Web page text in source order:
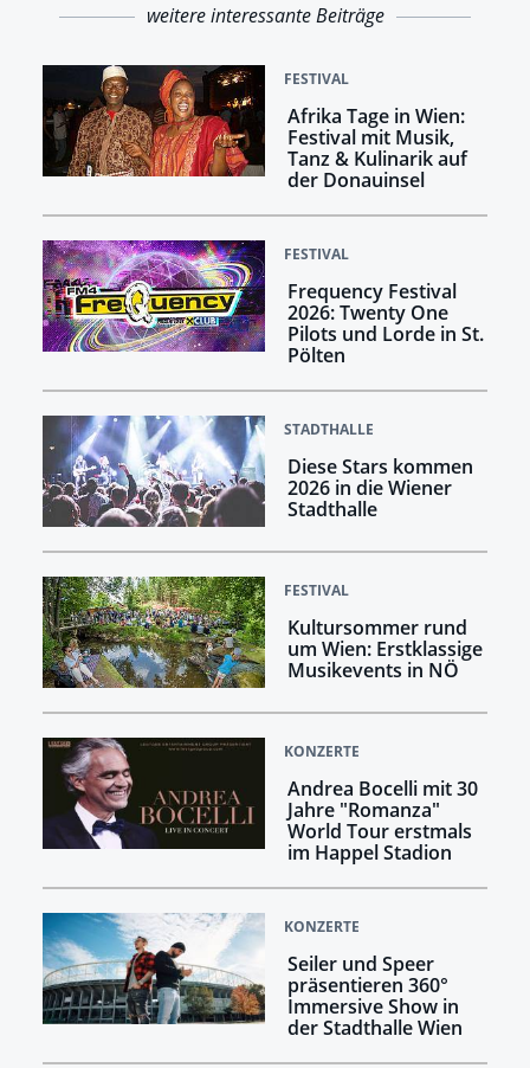
weitere interessante Beiträge
FESTIVAL
Afrika Tage in Wien:
Festival mit Musik,
Tanz & Kulinarik auf
der Donauinsel
FESTIVAL
Frequency Festival
2026: Twenty One
Pilots und Lorde in St.
Pölten
STADTHALLE
Diese Stars kommen
2026 in die Wiener
Stadthalle
FESTIVAL
Kultursommer rund
um Wien: Erstklassige
Musikevents in NÖ
KONZERTE
Andrea Bocelli mit 30
Jahre "Romanza"
World Tour erstmals
im Happel Stadion
KONZERTE
Seiler und Speer
präsentieren 360°
Immersive Show in
der Stadthalle Wien